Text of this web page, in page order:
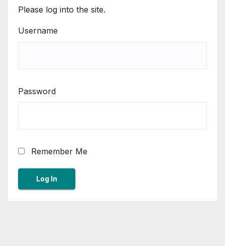
Please log into the site.
Username
Password
Remember Me